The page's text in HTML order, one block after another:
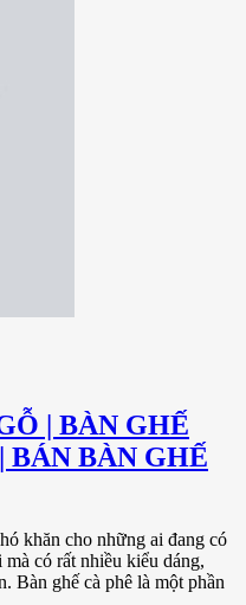
| BÀN GHẾ
BÁN BÀN GHẾ
khăn cho những ai đang có
có rất nhiều kiểu dáng,
Bàn ghế cà phê là một phần